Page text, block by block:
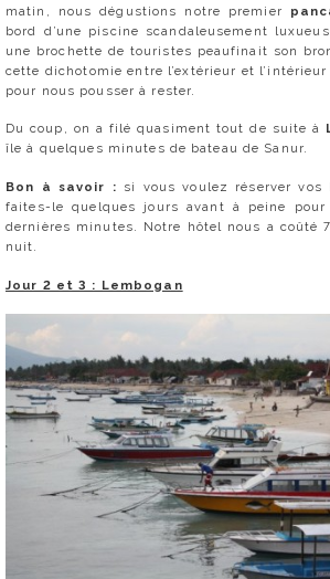
matin, nous dégustions notre premier
bord d’une piscine scandaleusement
une brochette de touristes peaufinait son
cette dichotomie entre l’extérieur et
pour nous pousser à rester.
Du coup, on a filé quasiment tout de suite à
île à quelques minutes de bateau de Sanur.
Bon à savoir : si vous voulez réserver vos
faites-le quelques jours avant à peine pour
dernières minutes. Notre hôtel nous a coûté
nuit.
Jour 2 et 3 : Lembogan